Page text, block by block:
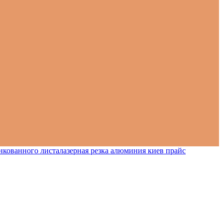
листалазерная резка алюминия киев прайс